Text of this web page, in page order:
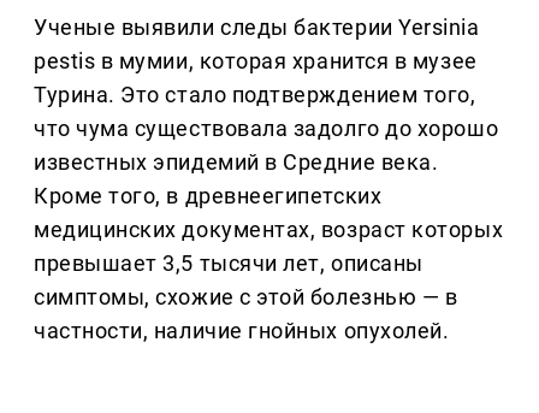
Ученые выявили следы бактерии Yersinia
pestis в мумии, которая хранится в музее
Турина. Это стало подтверждением того,
что чума существовала задолго до хорошо
известных эпидемий в Средние века.
Кроме того, в древнеегипетских
медицинских документах, возраст которых
превышает 3,5 тысячи лет, описаны
симптомы, схожие с этой болезнью — в
частности, наличие гнойных опухолей.